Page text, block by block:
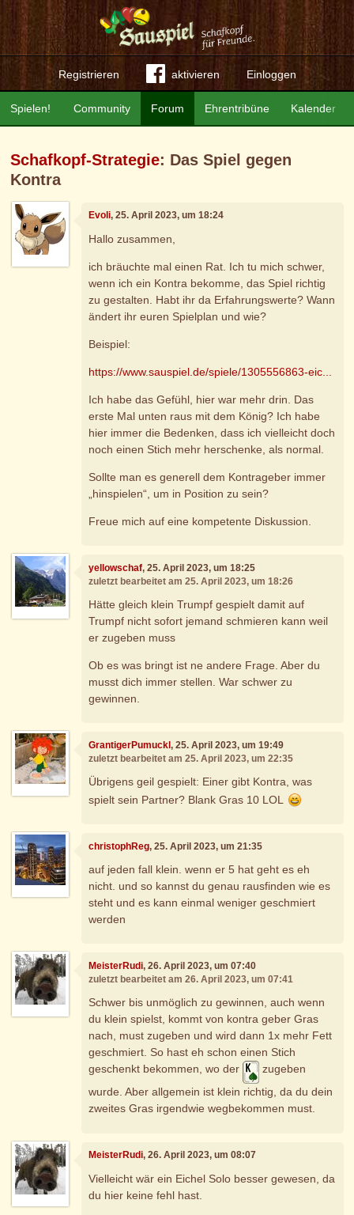
Registrieren aktivieren Einloggen
Community Forum Ehrentribüne Kalender
Spielen!
Schafkopf-Strategie: Das Spiel gegen
Kontra
Evoli, 25. April 2023, um 18:24
Hallo zusammen,
ich bräuchte mal einen Rat. Ich tu mich schwer,
wenn ich ein Kontra bekomme, das Spiel richtig
zu gestalten. Habt ihr da Erfahrungswerte? Wann
ändert ihr euren Spielplan und wie?
Beispiel:
https://www.sauspiel.de/spiele/1305556863-eic...
Ich habe das Gefühl, hier war mehr drin. Das
erste Mal unten raus mit dem König? Ich habe
hier immer die Bedenken, dass ich vielleicht doch
noch einen Stich mehr herschenke, als normal.
Sollte man es generell dem Kontrageber immer
„hinspielen“, um in Position zu sein?
Freue mich auf eine kompetente Diskussion.
yellowschaf, 25. April 2023, um 18:25
zuletzt bearbeitet am 25. April 2023, um 18:26
Hätte gleich klein Trumpf gespielt damit auf
Trumpf nicht sofort jemand schmieren kann weil
er zugeben muss
Ob es was bringt ist ne andere Frage. Aber du
musst dich immer stellen. War schwer zu
gewinnen.
GrantigerPumuckl, 25. April 2023, um 19:49
zuletzt bearbeitet am 25. April 2023, um 22:35
Übrigens geil gespielt: Einer gibt Kontra, was
spielt sein Partner? Blank Gras 10 LOL
christophReg, 25. April 2023, um 21:35
auf jeden fall klein. wenn er 5 hat geht es eh
nicht. und so kannst du genau rausfinden wie es
steht und es kann einmal weniger geschmiert
werden
MeisterRudi, 26. April 2023, um 07:40
zuletzt bearbeitet am 26. April 2023, um 07:41
Schwer bis unmöglich zu gewinnen, auch wenn
du klein spielst, kommt von kontra geber Gras
nach, must zugeben und wird dann 1x mehr Fett
geschmiert. So hast eh schon einen Stich
geschenkt bekommen, wo der
zugeben
wurde. Aber allgemein ist klein richtig, da du dein
zweites Gras irgendwie wegbekommen must.
MeisterRudi, 26. April 2023, um 08:07
Vielleicht wär ein Eichel Solo besser gewesen, da
du hier keine fehl hast.